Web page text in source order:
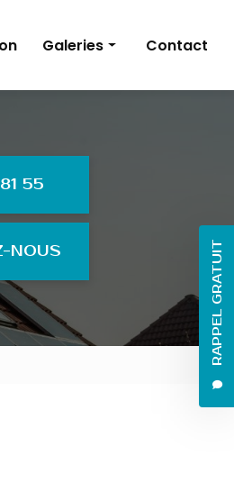
RAPPEL GRATUIT
Galeries Contact
55
NOUS